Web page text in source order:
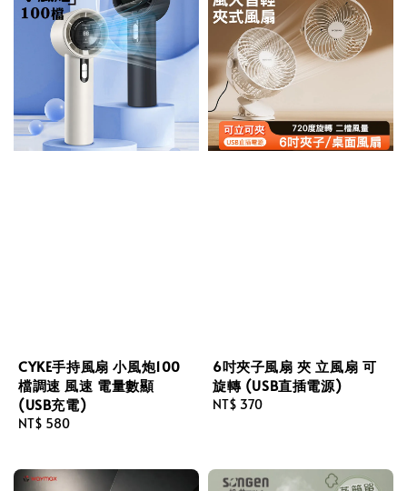
CYKE手持風扇 小風炮100
檔調速 風速 電量數顯
(USB充電)
Regular
NT$ 580
6吋夾子風扇 夾 立風扇 可
旋轉 (USB直插電源)
Regular
NT$ 370